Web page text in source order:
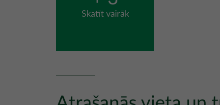
Skatīt vairāk